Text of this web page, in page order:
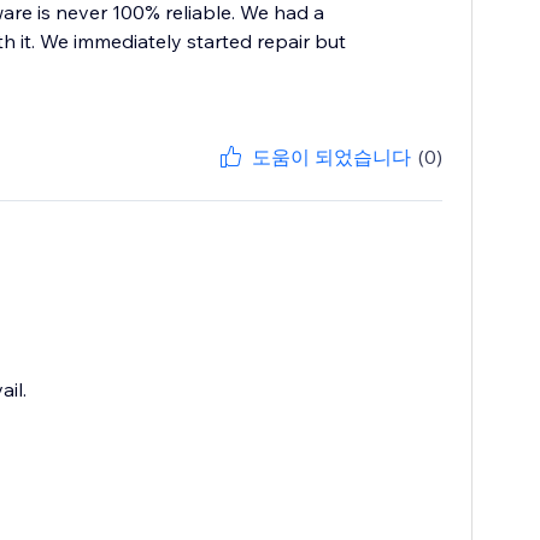
is never 100% reliable. We had a
it. We immediately started repair but
도움이 되었습니다 (0)